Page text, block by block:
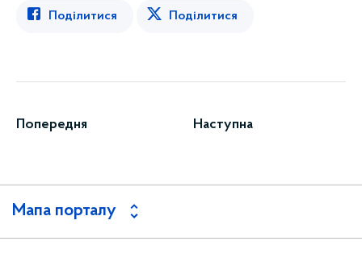
Поділитися Поділитися
Попередня Наступна
Мапа порталу